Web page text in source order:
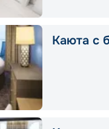
Каюта с